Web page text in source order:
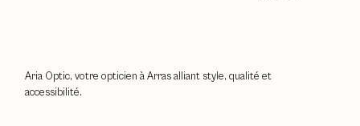
Aria Optic, votre opticien à Arras alliant style, qualité et
accessibilité.